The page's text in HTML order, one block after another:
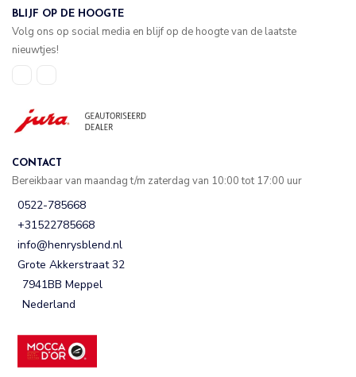
BLIJF OP DE HOOGTE
Volg ons op social media en blijf op de hoogte van de laatste
nieuwtjes!
CONTACT
Bereikbaar van maandag t/m zaterdag van 10:00 tot 17:00 uur
0522-785668
+31522785668
info@henrysblend.nl
Grote Akkerstraat 32
7941BB Meppel
Nederland